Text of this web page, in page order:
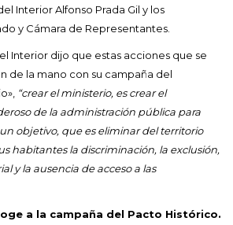
Interior Alfonso Prada Gil y los
y Cámara de Representantes.
Interior dijo que estas acciones que se
de la mano con su campaña del
“crear el ministerio, es crear el
de la administración pública para
objetivo, que es eliminar del territorio
habitantes la discriminación, la exclusión,
y la ausencia de acceso a las
a la campaña del Pacto Histórico.